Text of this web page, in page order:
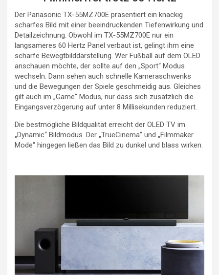
Der Panasonic TX-55MZ700E präsentiert ein knackig
scharfes Bild mit einer beeindruckenden Tiefenwirkung und
Detailzeichnung. Obwohl im TX-55MZ700E nur ein
langsameres 60 Hertz Panel verbaut ist, gelingt ihm eine
scharfe Bewegtbilddarstellung. Wer Fußball auf dem OLED
anschauen möchte, der sollte auf den „Sport“ Modus
wechseln. Dann sehen auch schnelle Kameraschwenks
und die Bewegungen der Spiele geschmeidig aus. Gleiches
gilt auch im „Game“ Modus, nur dass sich zusätzlich die
Eingangsverzögerung auf unter 8 Millisekunden reduziert.
Die bestmögliche Bildqualität erreicht der OLED TV im
„Dynamic“ Bildmodus. Der „TrueCinema“ und „Filmmaker
Mode“ hingegen ließen das Bild zu dunkel und blass wirken.